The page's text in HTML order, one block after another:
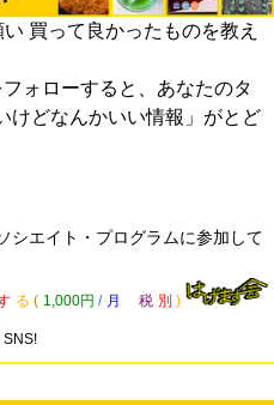
買って良かったものを教え
ォローすると、あなたのタ
けどなんかいい情報」がとど
シエイト・プログラムに参加して
る ( 1,000円 / 月 税 別 )
SNS!